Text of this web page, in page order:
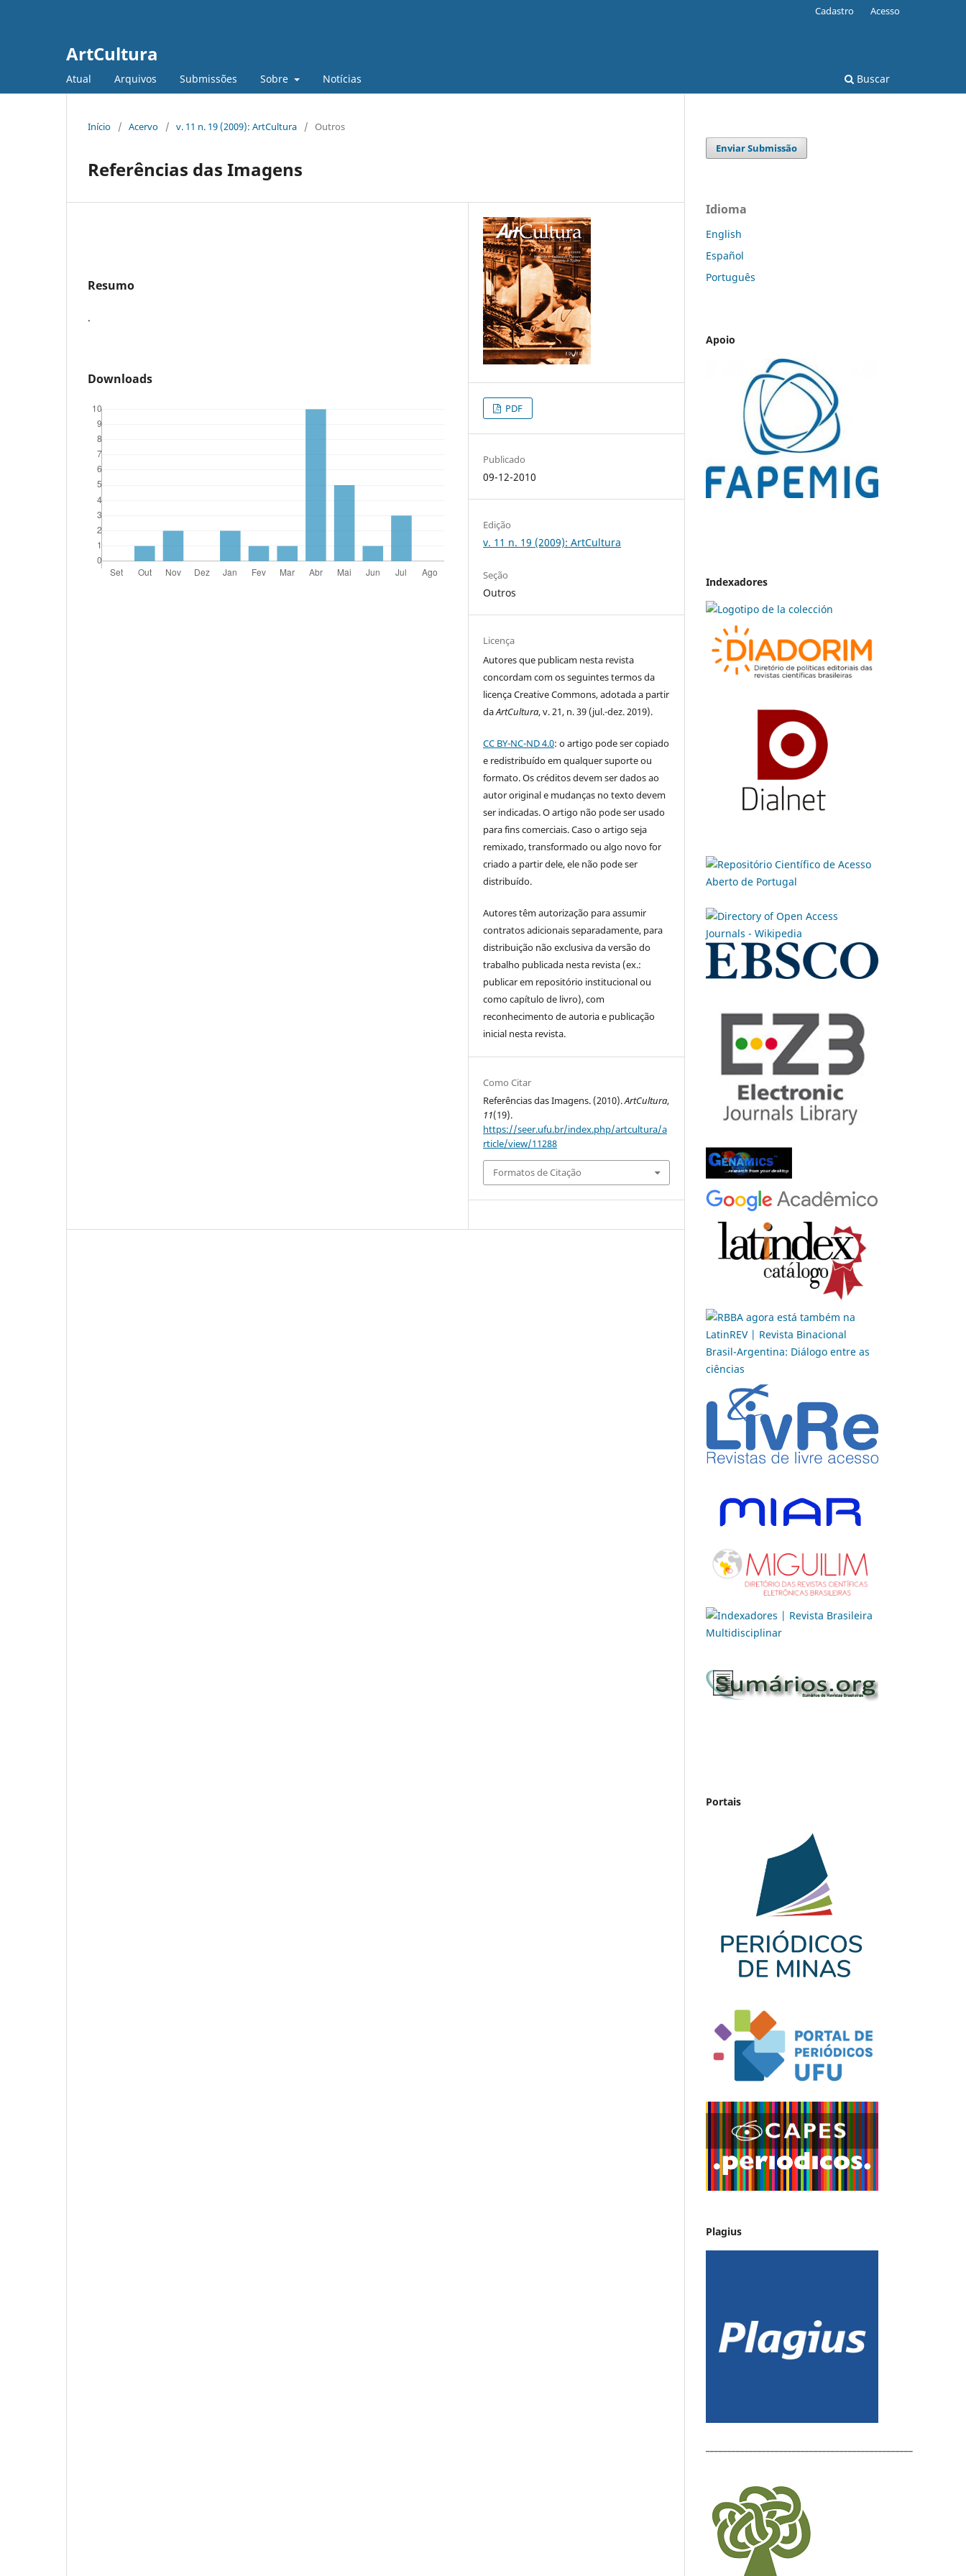
ArtCultura
Atual Arquivos Submissões Sobre Notícias Buscar
Cadastro Acesso
Início / Acervo / v. 11 n. 19 (2009): ArtCultura / Outros
Referências das Imagens
Resumo
.
Downloads
PDF
Publicado
09-12-2010
Edição
v. 11 n. 19 (2009): ArtCultura
Seção
Outros
Licença
Autores que publicam nesta revista
concordam com os seguintes termos da
licença Creative Commons, adotada a partir
daArtCultura, v. 21, n. 39 (jul.-dez. 2019).
CC BY-NC-ND 4.0: o artigo pode ser copiado
e redistribuído em qualquer suporte ou
formato. Os créditos devem ser dados ao
autor original e mudanças no texto devem
ser indicadas. O artigo não pode ser usado
para fins comerciais. Caso o artigo seja
remixado, transformado ou algo novo for
criado a partir dele, ele não pode ser
distribuído.
Autores têm autorização para assumir
contratos adicionais separadamente, para
distribuição não exclusiva da versão do
trabalho publicada nesta revista (ex.:
publicar em repositório institucional ou
como capítulo de livro), com
reconhecimento de autoria e publicação
inicial nesta revista.
Como Citar
Referências das Imagens. (2010).ArtCultura,
11(19).
https://seer.ufu.br/index.php/artcultura/a
rticle/view/11288
Formatos de Citação
Enviar Submissão
Idioma
English
Español
Português
Apoio
Indexadores
Portais
Plagius